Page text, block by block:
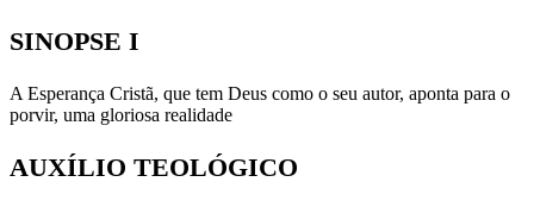
SINOPSE I
A Esperança Cristã, que tem Deus como o seu autor, aponta para o
porvir, uma gloriosa realidade
AUXÍLIO TEOLÓGICO